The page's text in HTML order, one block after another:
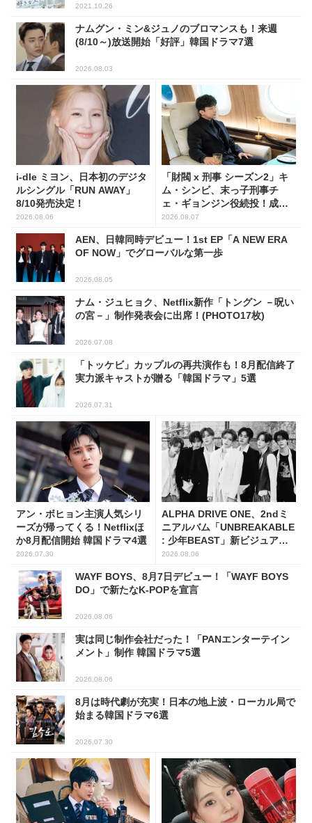
2021.10.26
ナムグン・ミン&ジュノのブロマンスも！来週
(8/10～)放送開始「好評」韓国ドラマ7選
2026.08.03
i-dle ミヨン、日本初のデジタ
ルシングル「RUN AWAY」
8/10発売決定！
2026.08.06
「財閥 x 刑事 シーズン2」キ
ム・シンビ、末っ子刑事チ
ェ・ギョンジン役続投！成長
した姿に注目
2026.08.07
AEN、日韓同時デビュー！1st EP「A NEW ERA
OF NOW」でグローバルな第一歩
2026.08.05
ナム・ジュヒョク、Netflix新作「トングン －呪い
の宮－」制作発表会に出席！(PHOTO17枚)
2026.07.08
「トッケビ」カップルの再共演作も！8月配信終了
実力派キャストが贈る「韓国ドラマ」5選
2026.07.31
アン・ボヒョン主演人気シリ
ーズが帰ってくる！Netflixほ
か8月配信開始 韓国ドラマ4選
2026.07.30
ALPHA DRIVE ONE、2ndミ
ニアルバム「UNBREAKABLE
: 少年BEAST」新ビジュアル
解禁！
2026.08.06
WAYF BOYS、8月7日デビュー！「WAYF BOYS
DO」で新たなK-POPを宣言
2026.08.06
実は同じ制作会社だった！「PANエンターテイン
メント」制作 韓国ドラマ5選
2026.08.06
8月は時代劇が充実！日本の地上波・ローカル局で
始まる韓国ドラマ6選
2026.07.30